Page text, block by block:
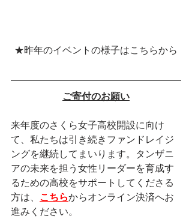
★昨年のイベントの様子はこちらから
ご寄付のお願い
来年度のさくら女子高校開設に向け
て、私たちは引き続きファンドレイジ
ングを継続してまいります。タンザニ
アの未来を担う女性リーダーを育成す
るための高校をサポートしてくださる
方は、 こちらからオンライン決済へお
進みください。